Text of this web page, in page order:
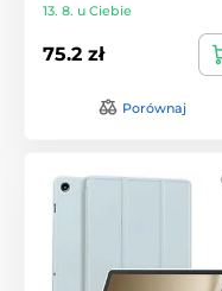
13. 8. u Ciebie
75.2 zł
Porównaj